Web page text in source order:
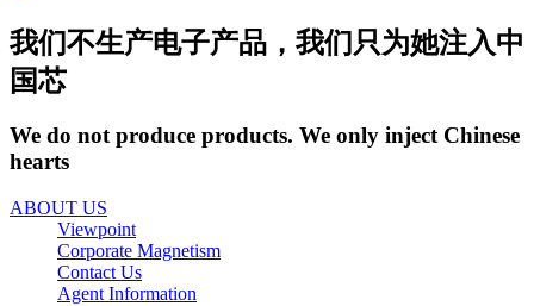
我们不生产电子产品，我们只为她注入中
国芯
We do not produce products. We only inject Chinese
hearts
ABOUT US
Viewpoint
Corporate Magnetism
Contact Us
Agent Information